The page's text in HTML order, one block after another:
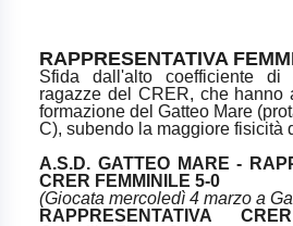
RAPPRESENTATIVA
Sfida dall'alto coefficiente
ragazze del CRER, che hanno
formazione del Gatteo Mare
C), subendo la maggiore fisicità
A.S.D. GATTEO MARE -
CRER FEMMINILE 5-0
(Giocata mercoledì 4 marzo a
RAPPRESENTATIVA